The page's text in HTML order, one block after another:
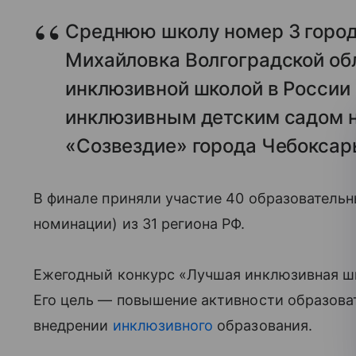
Среднюю школу номер 3
Михайловка Волгоградской
инклюзивной школой в
инклюзивным детским садом
«Созвездие» города
В финале приняли участие 40
номинации) из 31 региона РФ.
Ежегодный конкурс «Лучшая инклюзивная
Его цель — повышение активности
внедрении инклюзивного образования.